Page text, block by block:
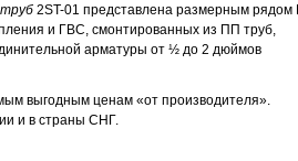
2ST-01 представлена размерным рядом
и ГВС, смонтированных из ПП труб,
арматуры от ½ до 2 дюймов
выгодным ценам «от производителя».
и в страны СНГ.